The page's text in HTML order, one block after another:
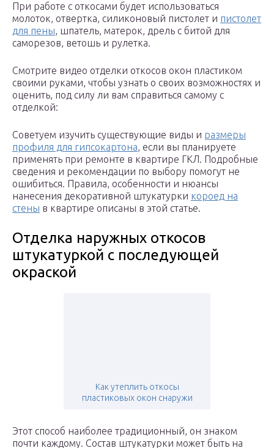
При работе с откосами будет использоваться
молоток, отвертка, силиконовый пистолет и пистолет
для пены, шпатель, матерок, дрель с битой для
саморезов, ветошь и рулетка.
Смотрите видео отделки откосов окон пластиком
своими руками, чтобы узнать о своих возможностях и
оценить, под силу ли вам справиться самому с
отделкой:
Советуем изучить существующие виды и размеры
профиля для гипсокартона, если вы планируете
применять при ремонте в квартире ГКЛ. Подробные
сведения и рекомендации по выбору помогут не
ошибиться. Правила, особенности и нюансы
нанесения декоративной штукатурки короед на
стены в квартире описаны в этой статье.
Отделка наружных откосов
штукатуркой с последующей
окраской
Как утеплить откосы
пластиковых окон снаружи
Этот способ наиболее традиционный, он знаком
почти каждому. Состав штукатурки может быть на